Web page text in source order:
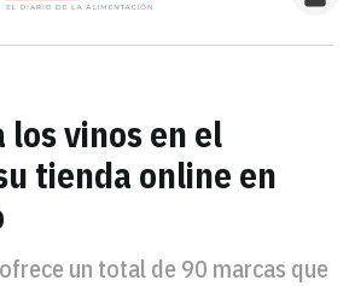
vinos en el
tienda online en
un total de 90 marcas que